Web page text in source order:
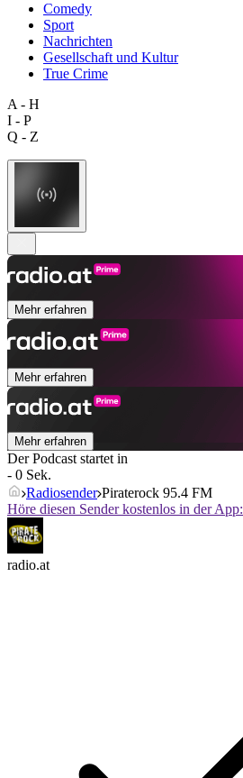
Comedy
Sport
Nachrichten
Gesellschaft und Kultur
True Crime
A - H
I - P
Q - Z
Mehr erfahren
Mehr erfahren
Mehr erfahren
Der Podcast startet in
- 0 Sek.
Radiosender Piraterock 95.4 FM
Höre diesen Sender kostenlos in der App:
radio.at